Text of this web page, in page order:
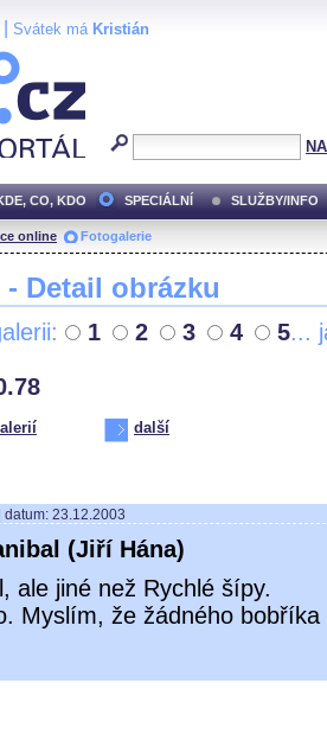
Svátek má Kristián
CO, KDO SPECIÁLNÍ SLUŽBY/INFO
online Fotogalerie
- Detail obrázku
1 2 3 4 5...
další
datum: 23.12.2003
(Jiří Hána)
ale jiné než Rychlé šípy.
Myslím, že žádného bobříka